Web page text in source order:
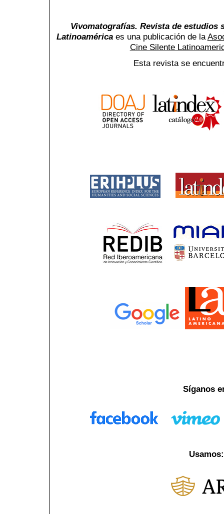
Vivomatografías. Revista de estudios
Latinoaméricaes una publicación de la
Cine Silente
Esta revista se
Síganos
Usamos: